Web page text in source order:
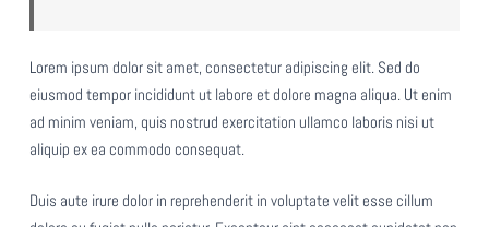
Lorem ipsum dolor sit amet, consectetur adipiscing elit. Sed do
eiusmod tempor incididunt ut labore et dolore magna aliqua. Ut enim
ad minim veniam, quis nostrud exercitation ullamco laboris nisi ut
aliquip ex ea commodo consequat.
Duis aute irure dolor in reprehenderit in voluptate velit esse cillum